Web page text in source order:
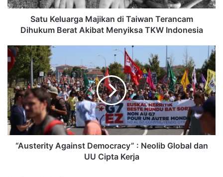
Satu Keluarga Majikan di Taiwan Terancam
Dihukum Berat Akibat Menyiksa TKW Indonesia
“Austerity Against Democracy” : Neolib Global dan
UU Cipta Kerja